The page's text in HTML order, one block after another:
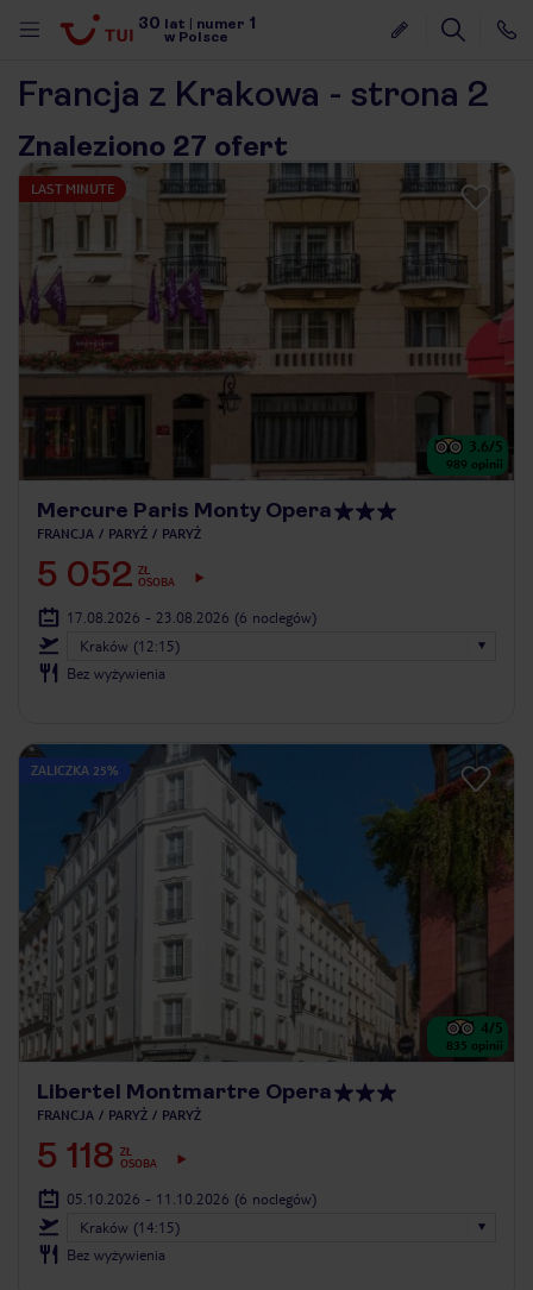
30 lat numer 1
w Polsce
Francja z Krakowa - strona 2
Znaleziono 27 ofert
LAST MINUTE
3.6/5
989 opinii
Mercure Paris Monty Opera
FRANCJA PARYŻ PARYŻ
5 052 ZŁ
OSOBA
17.08.2026 - 23.08.2026 (6 noclegów)
Kraków (12:15)
Bez wyżywienia
ZALICZKA 25%
4/5
835 opinii
Libertel Montmartre Opera
FRANCJA PARYŻ PARYŻ
5 118 ZŁ
OSOBA
05.10.2026 - 11.10.2026 (6 noclegów)
Kraków (14:15)
Bez wyżywienia